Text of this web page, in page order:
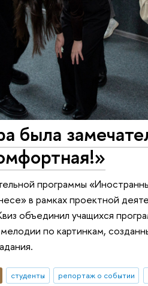
была
программы
в рамках проектной
объединил учащихся
по картинкам,
студенты репортаж о событии